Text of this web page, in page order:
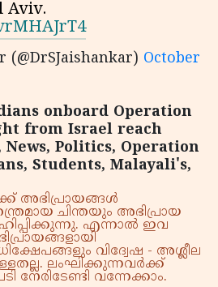
Aviv.
(@DrSJaishankar) October
onboard Operation
from Israel reach
Politics, Operation
Students, Malayali's,
അഭിപ്രായങ്ങൾ
ചിന്തയും അഭിപ്രായ
എന്നാൽ ഇവ
വിദ്വേഷ - അശ്ലീല
ലംഘിക്കുന്നവർക്ക്
നേരിടേണ്ടി വന്നേക്കാം.